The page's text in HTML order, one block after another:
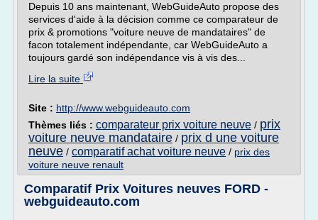
Depuis 10 ans maintenant, WebGuideAuto propose des
services d'aide à la décision comme ce comparateur de
prix & promotions "voiture neuve de mandataires" de
facon totalement indépendante, car WebGuideAuto a
toujours gardé son indépendance vis à vis des...
Lire la suite
Site : http://www.webguideauto.com
Thèmes liés : comparateur prix voiture neuve / prix
voiture neuve mandataire / prix d une voiture
neuve / comparatif achat voiture neuve / prix des
voiture neuve renault
Comparatif Prix Voitures neuves FORD -
webguideauto.com